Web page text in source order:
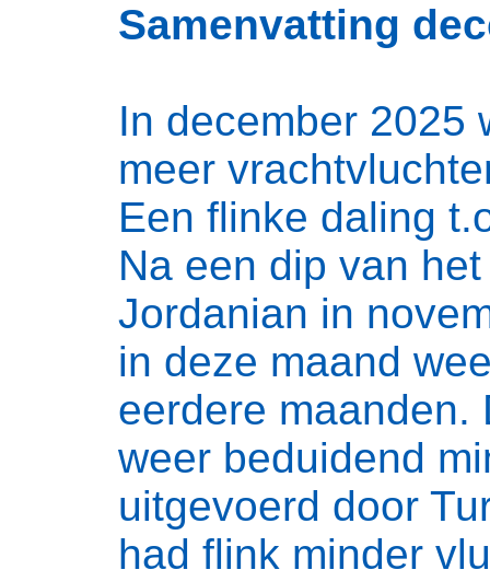
Samenvatting
In december 2025
meer
Een flinke daling
Na een dip van
Jordanian in
in deze maand
eerdere maanden.
weer beduidend
uitgevoerd door
had flink minder